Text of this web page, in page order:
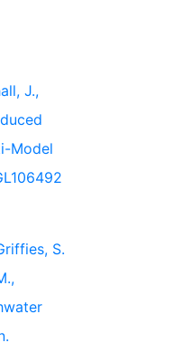
J.,
Model
S.